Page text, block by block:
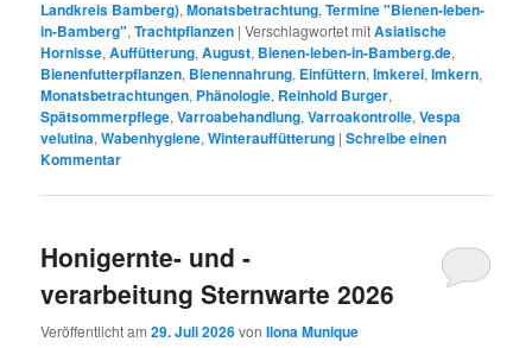
Landkreis Bamberg),Monatsbetrachtung,Termine "Bienen-leben-
in-Bamberg",Trachtpflanzen |Verschlagwortet mitAsiatische
Hornisse,Auffütterung,August, Bienen-leben-in-Bamberg.de,
Bienenfutterpflanzen, Bienennahrung, Einfüttern,Imkerei,Imkern,
Monatsbetrachtungen, Phänologie, Reinhold Burger,
Spätsommerpflege,Varroabehandlung,Varroakontrolle,Vespa
velutina,Wabenhygiene,Winterauffütterung |Schreibe einen
Kommentar
Honigernte- und -
verarbeitung Sternwarte 2026
Veröffentlicht am29. Juli 2026vonIlona Munique